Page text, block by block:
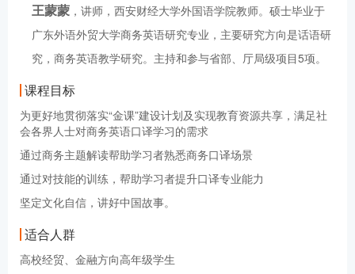
王蒙蒙 ，讲师，西安财经大学外国语学院教师。硕士毕业于
广东外语外贸大学商务英语研究专业，主要研究方向是话语研
究，商务英语教学研究。主持和参与省部、厅局级项目5项。
课程目标
为更好地贯彻落实“金课”建设计划及实现教育资源共享，满足社
会各界人士对商务英语口译学习的需求
通过商务主题解读帮助学习者熟悉商务口译场景
通过对技能的训练，帮助学习者提升口译专业能力
坚定文化自信，讲好中国故事。
适合人群
高校经贸、金融方向高年级学生